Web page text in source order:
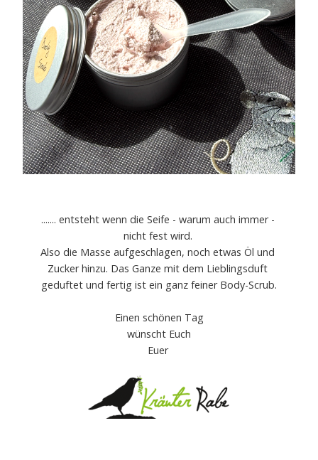
....... entsteht wenn die Seife - warum auch immer -
nicht fest wird.
Also die Masse aufgeschlagen, noch etwas Öl und
Zucker hinzu. Das Ganze mit dem Lieblingsduft
geduftet und fertig ist ein ganz feiner Body-Scrub.
Einen schönen Tag
wünscht Euch
Euer